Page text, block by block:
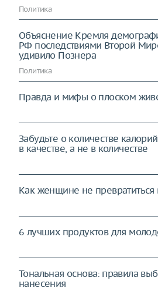
Политика
Объяснение Кремля
РФ последствиями Второй
удивило Познера
Политика
Правда и мифы о плоском
Забудьте о количестве
в качестве, а не в количестве
Как женщине не превратиться
6 лучших продуктов для
Тональная основа: правила
нанесения